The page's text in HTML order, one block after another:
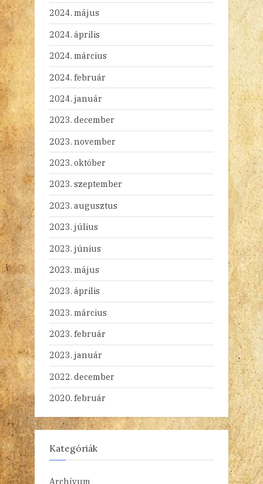
2024. május
2024. április
2024. március
2024. február
2024. január
2023. december
2023. november
2023. október
2023. szeptember
2023. augusztus
2023. július
2023. június
2023. május
2023. április
2023. március
2023. február
2023. január
2022. december
2020. február
Kategóriák
Archívum